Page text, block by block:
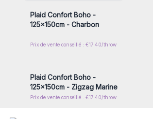
Plaid Confort Boho -
125x150cm - Charbon
Prix de vente conseillé : €17.40/throw
Connectez-vous ou inscrivez-
Plaid Confort Boho -
125x150cm - Zigzag Marine
Prix de vente conseillé : €17.40/throw